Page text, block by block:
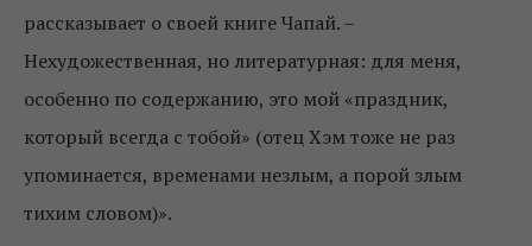
рассказывает о своей книге Чапай. –
Нехудожественная, но литературная: для меня,
особенно по содержанию, это мой «праздник,
который всегда с тобой» (отец Хэм тоже не раз
упоминается, временами незлым, а порой злым
тихим словом)».